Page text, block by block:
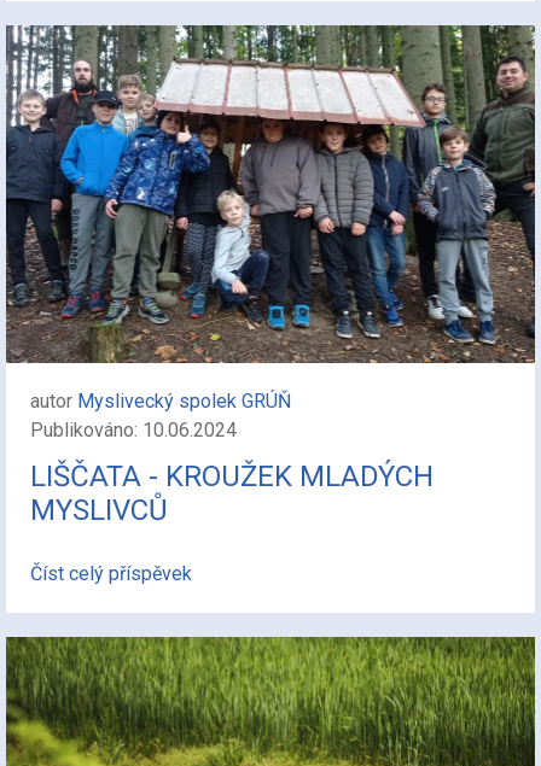
autor Myslivecký spolek GRÚŇ
Publikováno: 10.06.2024
LIŠČATA - KROUŽEK MLADÝCH
MYSLIVCŮ
Číst celý příspěvek